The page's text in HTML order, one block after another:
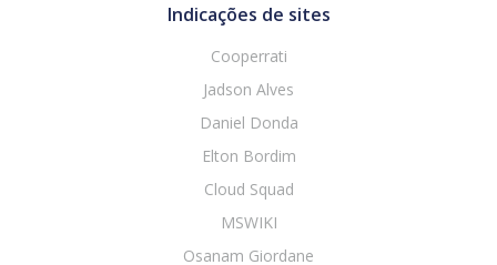
Indicações de sites
Cooperrati
Jadson Alves
Daniel Donda
Elton Bordim
Cloud Squad
MSWIKI
Osanam Giordane